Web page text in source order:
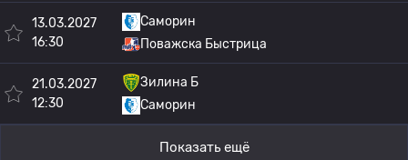
13.03.2027
16:30
Саморин
Поважска Быстрица
21.03.2027
12:30
Зилина Б
Саморин
Показать ещё